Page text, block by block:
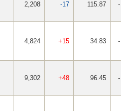
2,208 -17 115.87 -
4,824 +15 34.83 -
9,302 +48 96.45 -